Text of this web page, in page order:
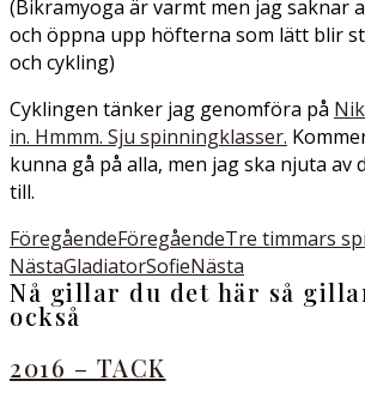
(Bikramyoga är varmt men jag saknar
och öppna upp höfterna som lätt blir
och cykling)
Cyklingen tänker jag genomföra på
in. Hmmm. Sju spinningklasser.
kunna gå på alla, men jag ska njuta av
till.
FöregåendeFöregåendeTre timmars
NästaGladiatorSofieNästa
Nå gillar du det här så
också
2016 – TACK